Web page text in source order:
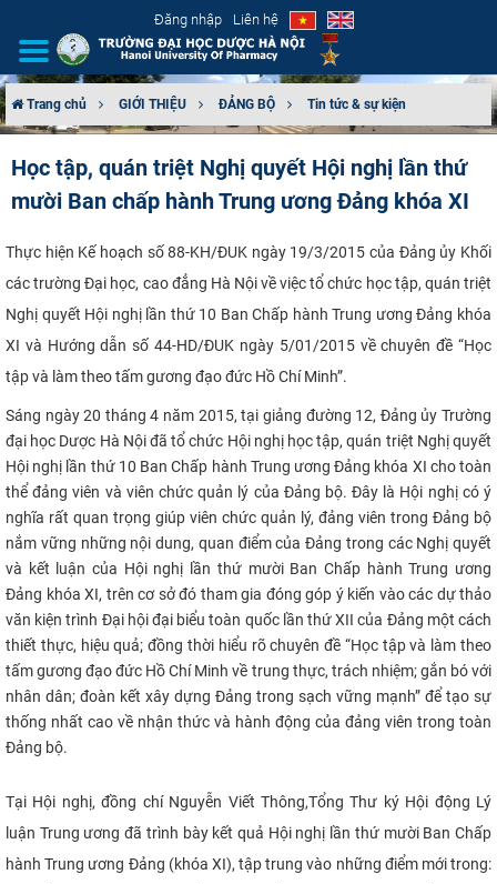
Đăng nhập Liên hệ
CƠ CẤU TỔ CHỨC
TUYỂN SINH
ĐÀO TẠO
ĐẢM BẢO CHẤT LƯỢNG
KHOA HỌC CÔNG NGHỆ
HTQT
CỰU NGƯỜI HỌC
Trang chủ GIỚI THIỆU ĐẢNG BỘ Tin tức & sự kiện
Học tập, quán triệt Nghị quyết Hội nghị lần thứ
mười Ban chấp hành Trung ương Đảng khóa XI
Thực hiện Kế hoạch số 88-KH/ĐUK ngày 19/3/2015 của Đảng ủy Khối
các trường Đại học, cao đẳng Hà Nội về việc tổ chức học tập, quán triệt
Nghị quyết Hội nghị lần thứ 10 Ban Chấp hành Trung ương Đảng khóa
XI và Hướng dẫn số 44-HD/ĐUK ngày 5/01/2015 về chuyên đề “Học
tập và làm theo tấm gương đạo đức Hồ Chí Minh”.
Sáng ngày 20 tháng 4 năm 2015, tại giảng đường 12, Đảng ủy Trường
đại học Dược Hà Nội đã tổ chức Hội nghị học tập, quán triệt Nghị quyết
Hội nghị lần thứ 10 Ban Chấp hành Trung ương Đảng khóa XI cho toàn
thể đảng viên và viên chức quản lý của Đảng bộ. Đây là Hội nghị có ý
nghĩa rất quan trọng giúp viên chức quản lý, đảng viên trong Đảng bộ
nắm vững những nội dung, quan điểm của Đảng trong các Nghị quyết
và kết luận của Hội nghị lần thứ mười Ban Chấp hành Trung ương
Đảng khóa XI, trên cơ sở đó tham gia đóng góp ý kiến vào các dự thảo
văn kiện trình Đại hội đại biểu toàn quốc lần thứ XII của Đảng một cách
thiết thực, hiệu quả; đồng thời hiểu rõ chuyên đề “Học tậpvà làm theo
tấm gương đạo đức Hồ Chí Minh về trung thực, trách nhiệm; gắn bó với
nhân dân; đoàn kết xây dựng Đảng trong sạch vững mạnh” để tạo sự
thống nhất cao về nhận thức và hành động của đảng viên trong toàn
Đảng bộ.
Tại Hội nghị, đồng chí Nguyễn Viết Thông,Tổng Thư ký Hội động Lý
luận Trung ương đã trình bày kết quả Hội nghị lần thứ mười Ban Chấp
hành Trung ương Đảng (khóa XI), tập trung vào những điểm mới trong: